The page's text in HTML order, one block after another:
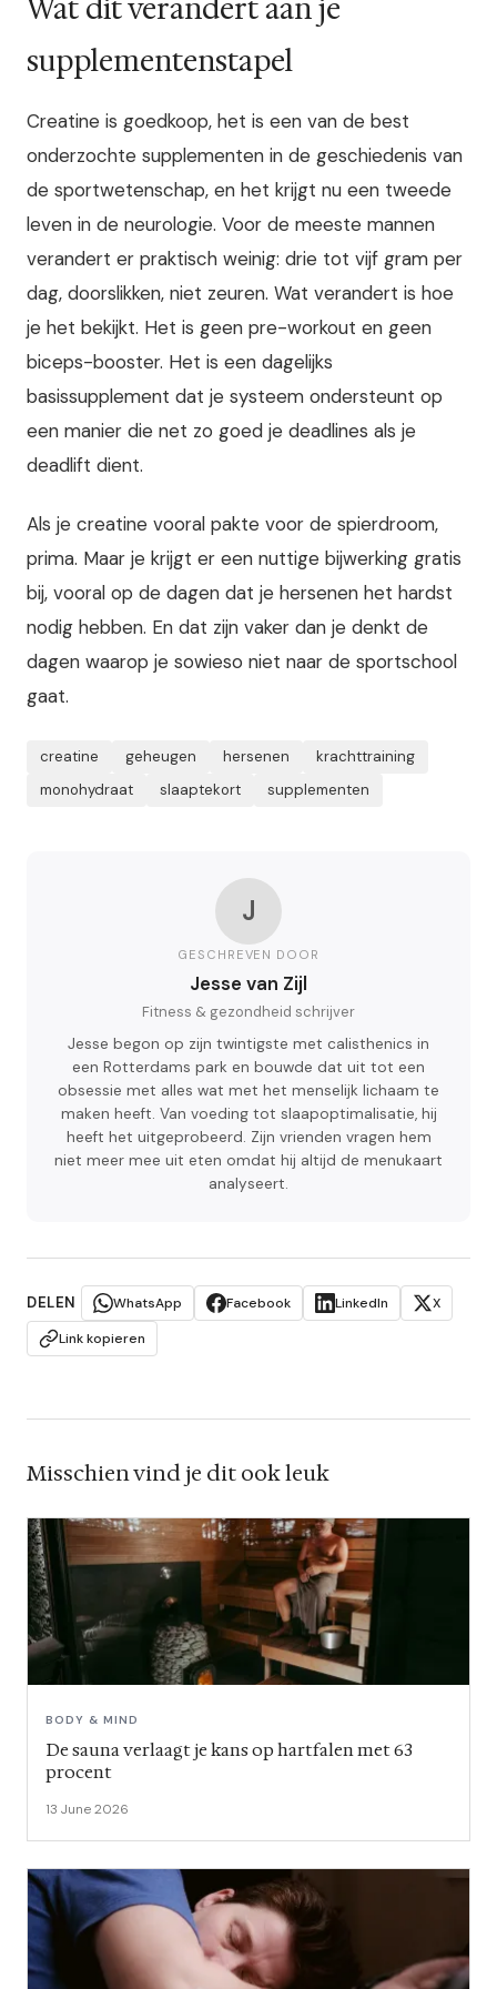
Wat dit verandert aan je
supplementenstapel
Creatine is goedkoop, het is een van de best
onderzochte supplementen in de geschiedenis van
de sportwetenschap, en het krijgt nu een tweede
leven in de neurologie. Voor de meeste mannen
verandert er praktisch weinig: drie tot vijf gram per
dag, doorslikken, niet zeuren. Wat verandert is hoe
je het bekijkt. Het is geen pre-workout en geen
biceps-booster. Het is een dagelijks
basissupplement dat je systeem ondersteunt op
een manier die net zo goed je deadlines als je
deadlift dient.
Als je creatine vooral pakte voor de spierdroom,
prima. Maar je krijgt er een nuttige bijwerking gratis
bij, vooral op de dagen dat je hersenen het hardst
nodig hebben. En dat zijn vaker dan je denkt de
dagen waarop je sowieso niet naar de sportschool
gaat.
creatine geheugen hersenen
krachttraining
monohydraat
slaaptekort supplementen
J
GESCHREVEN DOOR
Jesse van Zijl
Fitness & gezondheid schrijver
Jesse begon op zijn twintigste met calisthenics in
een Rotterdams park en bouwde dat uit tot een
obsessie met alles wat met het menselijk lichaam te
maken heeft. Van voeding tot slaapoptimalisatie, hij
heeft het uitgeprobeerd. Zijn vrienden vragen hem
niet meer mee uit eten omdat hij altijd de menukaart
analyseert.
DELEN WhatsApp Facebook LinkedIn
X
Link kopieren
Misschien vind je dit ook leuk
BODY & MIND
De sauna verlaagt je kans op hartfalen met 63
procent
13 June 2026